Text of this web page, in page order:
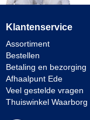
Klantenservice
Assortiment
Bestellen
Betaling en bezorging
Afhaalpunt Ede
Veel gestelde vragen
Thuiswinkel Waarborg